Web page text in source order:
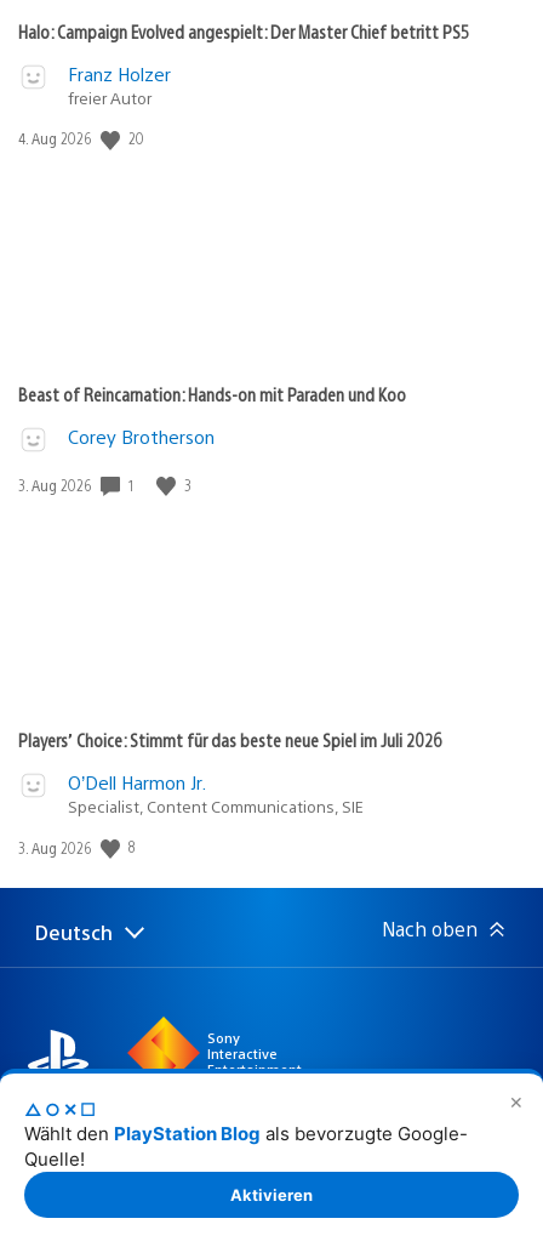
✕
△○✕☐
Wählt den PlayStation Blog als bevorzugte Google-
Quelle!
Aktivieren
Halo: Campaign Evolved angespielt: Der Master Chief betritt PS5
Franz Holzer
freier Autor
Veröffentlichungsdatum:
4. Aug 2026 20
Beast of Reincarnation: Hands-on mit Paraden und Koo
Corey Brotherson
Veröffentlichungsdatum:
3. Aug 2026 1 3
Players’ Choice: Stimmt für das beste neue Spiel im Juli 2026
O’Dell Harmon Jr.
Specialist, Content Communications, SIE
Veröffentlichungsdatum:
3. Aug 2026 8
Select
a
Aktuelle
Region:
Deutsch Nach oben
Sony
Interactive
Entertainment
Website © 2026 Sony Interactive Entertainment Europe
Limited. Sämtlicher Inhalt, sämtliche Spieltitel,
Handelsnamen beziehungsweise Aufmachungen,